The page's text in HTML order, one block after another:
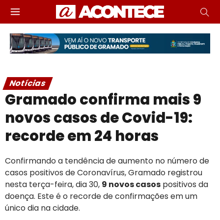
Notícias
Gramado confirma mais 9
novos casos de Covid-19:
recorde em 24 horas
Confirmando a tendência de aumento no número de
casos positivos de Coronavírus, Gramado registrou
nesta terça-feira, dia 30, 9 novos casos positivos da
doença. Este é o recorde de confirmações em um
único dia na cidade.